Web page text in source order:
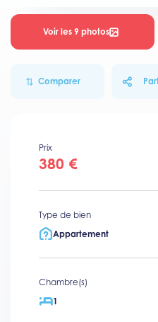
Voir les 9 photos
Comparer
Prix
380 €
Type de bien
Appartement
Chambre(s)
1